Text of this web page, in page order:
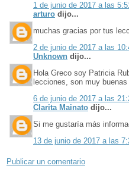
1 de junio de 2017 a las
arturo dijo...
muchas gracias por tus
2 de junio de 2017 a las
Unknown dijo...
Hola Greco soy Patricia
lecciones, son muy
6 de junio de 2017 a las
Clarita Mainato dijo...
Si me gustaría más
13 de junio de 2017 a las
Publicar un comentario